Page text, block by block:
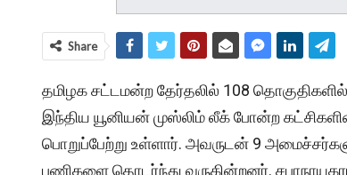
Share
தமிழக சட்டமன்ற தேர்தலில் 108
இந்திய யூனியன் முஸ்லிம் லீக் போன்ற
பொறுப்பேற்று உள்ளார். அவருடன் 9
பணிகளை தொடர்ந்து வருகின்றனர்.